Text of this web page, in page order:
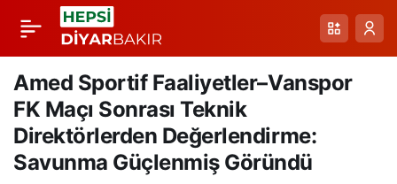
Amed Sportif Faaliyetler–Vanspor
FK Maçı Sonrası Teknik
Direktörlerden Değerlendirme:
Savunma Güçlenmiş Göründü
Amed Sportif
Faaliyetler Vanspor
FK’ya Karşı Evinde 1-
0’lık Galibiyetle
Paylaş